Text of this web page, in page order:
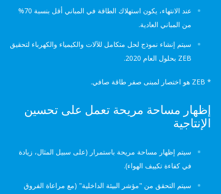
عند الانتهاء، يكون استهلاك الطاقة في المباني أقل بنسبة 70%
من المباني العادية.
سيتم إنشاء نموذج لحل متكامل للآلات والكيمياء والكهرباء لتحقيق
مساحة مريحة تعمل على تحسين
سيتم إظهار مساحة مريحة باستمرار (على سبيل المثال، زيادة
في كفاءة تكييف الهواء).
سيتم التحقق من "مؤشر البيئة الداخلية" (مع مراعاة الفروق